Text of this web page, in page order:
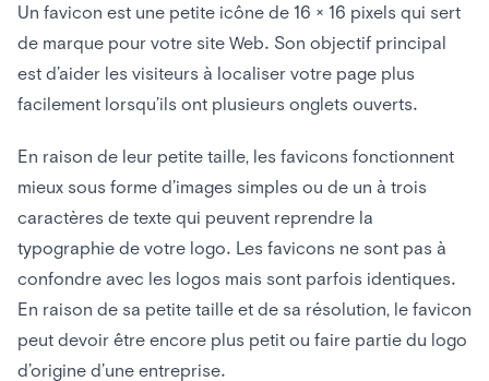
Un favicon est une petite icône de 16 × 16 pixels qui sert
de marque pour votre site Web. Son objectif principal
est d’aider les visiteurs à localiser votre page plus
facilement lorsqu’ils ont plusieurs onglets ouverts.
En raison de leur petite taille, les favicons fonctionnent
mieux sous forme d’images simples ou de un à trois
caractères de texte qui peuvent reprendre la
typographie de votre logo. Les favicons ne sont pas à
confondre avec les logos mais sont parfois identiques.
En raison de sa petite taille et de sa résolution, le favicon
peut devoir être encore plus petit ou faire partie du logo
d’origine d’une entreprise.